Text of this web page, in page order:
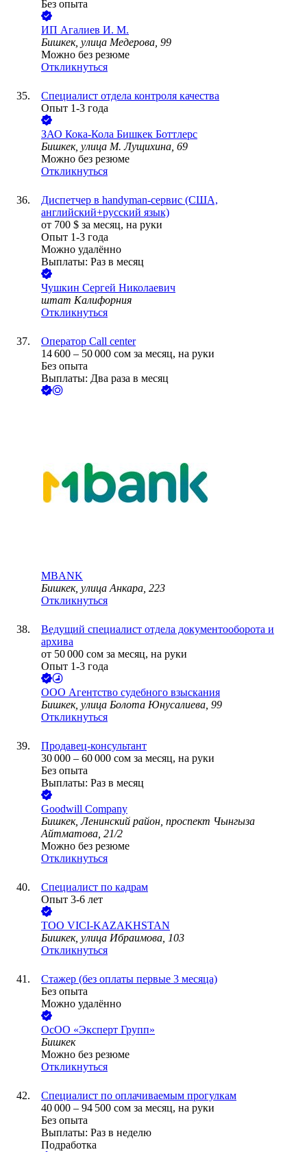
Без опыта
ИП Агалиев И. М.
Бишкек, улица Медерова, 99
Можно без резюме
Откликнуться
Специалист отдела контроля качества
Опыт 1-3 года
ЗАО Кока-Кола Бишкек Боттлерс
Бишкек, улица М. Лущихина, 69
Можно без резюме
Откликнуться
Диспетчер в handyman-сервис (США,
английский+русский язык)
от 700 $ за месяц, на руки
Опыт 1-3 года
Можно удалённо
Выплаты: Раз в месяц
Чушкин Сергей Николаевич
штат Калифорния
Откликнуться
Оператор Call center
14 600 – 50 000 сом за месяц, на руки
Без опыта
Выплаты: Два раза в месяц
MBANK
Бишкек, улица Анкара, 223
Откликнуться
Ведущий специалист отдела документооборота и
архива
от 50 000 сом за месяц, на руки
Опыт 1-3 года
ООО Агентство судебного взыскания
Бишкек, улица Болота Юнусалиева, 99
Откликнуться
Продавец-консультант
30 000 – 60 000 сом за месяц, на руки
Без опыта
Выплаты: Раз в месяц
Goodwill Company
Бишкек, Ленинский район, проспект Чынгыза
Айтматова, 21/2
Можно без резюме
Откликнуться
Специалист по кадрам
Опыт 3-6 лет
ТОО VICI-KAZAKHSTAN
Бишкек, улица Ибраимова, 103
Откликнуться
Стажер (без оплаты первые 3 месяца)
Без опыта
Можно удалённо
ОсОО «Эксперт Групп»
Бишкек
Можно без резюме
Откликнуться
Специалист по оплачиваемым прогулкам
40 000 – 94 500 сом за месяц, на руки
Без опыта
Выплаты: Раз в неделю
Подработка